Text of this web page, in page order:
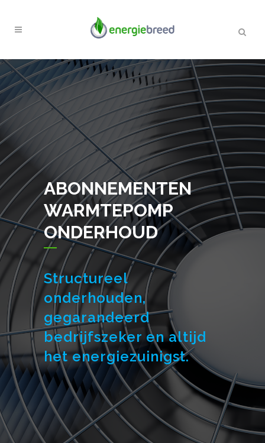
ABONNEMENTEN
WARMTEPOMP
ONDERHOUD
Structureel
onderhouden,
gegarandeerd
bedrijfszeker en altijd
het energiezuinigst.